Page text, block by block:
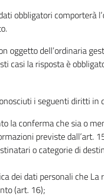
obbligatori
oggetto dell’ordinaria
casi la risposta è
i seguenti diritti
la conferma che sia o
previste
o categorie di
dei dati personali che
(art. 16);